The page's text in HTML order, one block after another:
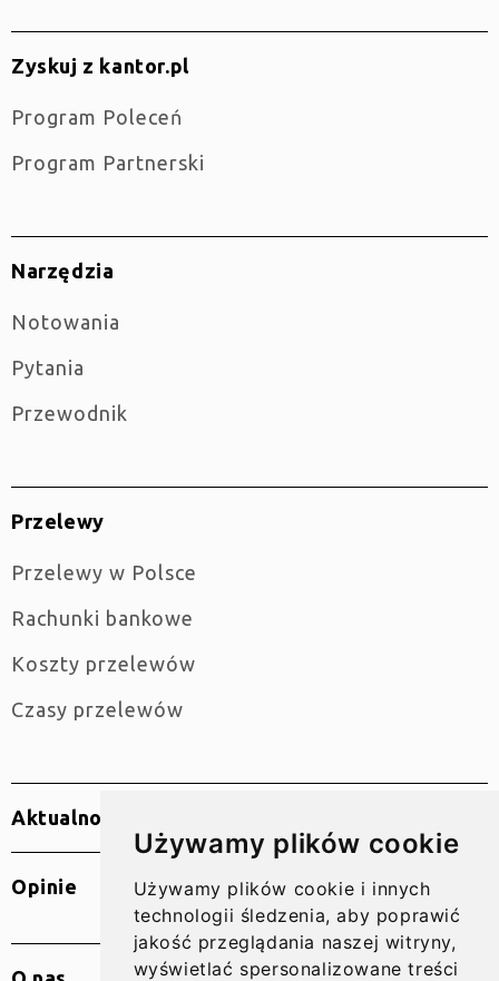
Używamy plików cookie
Używamy plików cookie i innych
technologii śledzenia, aby poprawić
jakość przeglądania naszej witryny,
wyświetlać spersonalizowane treści
Zyskuj z kantor.pl
Program Poleceń
Program Partnerski
Narzędzia
Notowania
Pytania
Przewodnik
Przelewy
Przelewy w Polsce
Rachunki bankowe
Koszty przelewów
Czasy przelewów
Aktualności
Opinie